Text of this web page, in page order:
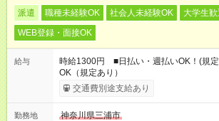
派遣 職種未経験OK 社会人未経験OK 大学生歓
WEB登録・面接OK
給与
時給1300円 ■日払い・週払いOK！(規
OK（規定あり）
交通費別途支給あり
勤務地
神奈川県三浦市